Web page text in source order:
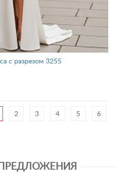
с разрезом 3255
2 3 4 5 6